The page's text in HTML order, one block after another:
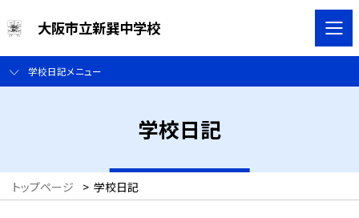
大阪市立新巽中学校
学校日記メニュー
学校日記
トップページ > 学校日記